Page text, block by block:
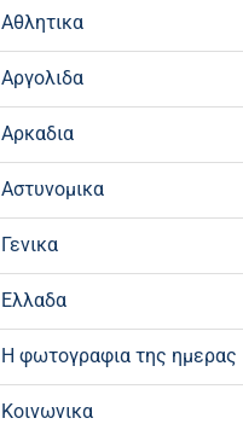
Αθλητικα
Αργολιδα
Αρκαδια
Αστυνομικα
Γενικα
Ελλαδα
Η φωτογραφια της ημερας
Κοινωνικα